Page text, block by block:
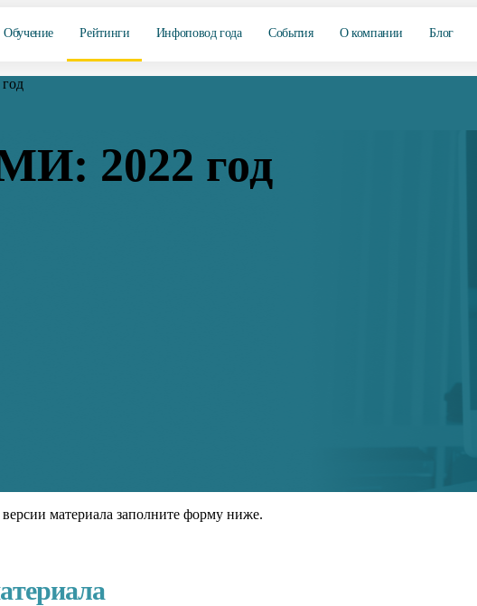
Обучение Рейтинги Инфоповод года События О компании Блог
2022 год
материала заполните форму ниже.